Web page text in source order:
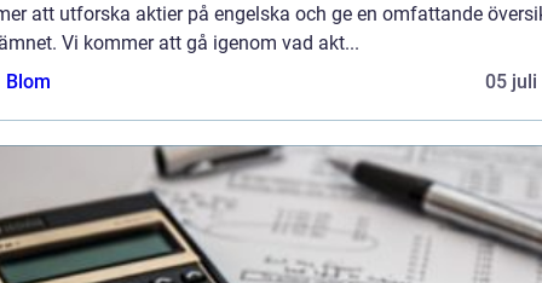
att utforska aktier på engelska och ge en omfattande
Vi kommer att gå igenom vad akt...
Blom
05 juli